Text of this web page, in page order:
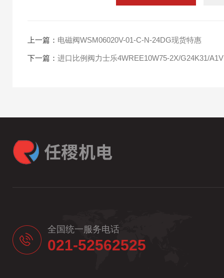
上一篇： 电磁阀WSM06020V-01-C-N-24DG现货特惠
下一篇： 进口比例阀力士乐4WREE10W75-2X/G24K31/A1V
全国统一服务电话
021-52562525